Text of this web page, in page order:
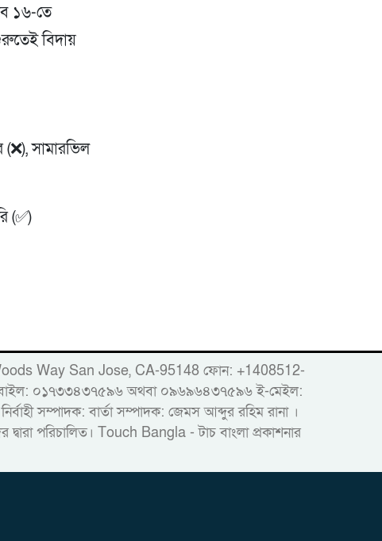
১৬-তে
বিদায়
(❌), সামারভিল
(✅)
Woods Way San Jose, CA-95148 ফোন: +1408512-
০১৭৩৩৪৩৭৫৯৬ অথবা ০৯৬৯৬৪৩৭৫৯৬ ই-মেইল:
সম্পাদক: বার্তা সম্পাদক: জেমস আব্দুর রহিম রানা ।
দ্বারা পরিচালিত। Touch Bangla - টাচ বাংলা প্রকাশনার